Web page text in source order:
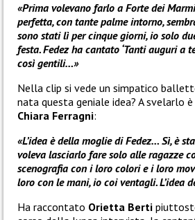
«Prima volevano farlo a Forte dei
perfetta, con tante palme intorno,
sono stati lì per cinque giorni, io solo
festa. Fedez ha cantato ‘Tanti auguri a
così gentili…»
Nella clip si vede un simpatico
nata questa geniale idea? A svelarlo
Chiara Ferragni:
«L’idea è della moglie di Fedez… Sì, è
voleva lasciarlo fare solo alle ragazze
scenografia con i loro colori e i loro
loro con le mani, io coi ventagli.
Ha raccontato Orietta Berti